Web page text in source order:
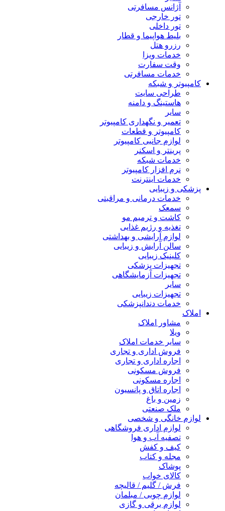
آژانس مسافرتی
تور خارجی
تور داخلی
بلیط هواپیما و قطار
رزرو هتل
خدمات ویزا
وقت سفارت
خدمات مسافرتی
کامپیوتر و شبکه
طراحی سایت
هاستینگ و دامنه
سایر
تعمیر و نگهداری کامپیوتر
کامپیوتر و قطعات
لوازم جانبی کامپیوتر
پرینتر و اسکنر
خدمات شبکه
نرم افزار کامپیوتر
خدمات اینترنت
پزشکی و زیبایی
خدمات درمانی و مراقبتی
سمعک
کاشت و ترمیم مو
تغذیه و رژیم غذایی
لوازم آرایشی و بهداشتی
سالن آرایش و زیبایی
کلینیک زیبایی
تجهیزات پزشکی
تجهیزات آزمایشگاهی
سایر
تجهیزات زیبایی
خدمات دندانپزشکی
املاک
مشاور املاک
ویلا
سایر خدمات املاک
فروش اداری و تجاری
اجاره اداری و تجاری
فروش مسکونی
اجاره مسکونی
اجاره اتاق و پانسیون
زمین و باغ
ملک صنعتی
لوازم خانگی و شخصی
لوازم اداری فروشگاهی
تصفیه آب و هوا
کیف و کفش
مجله و کتاب
پوشاک
کالای خواب
فرش / گلیم / قالیچه
لوازم چوبی / مبلمان
لوازم برقی و گازی